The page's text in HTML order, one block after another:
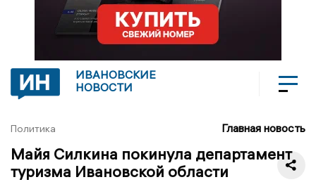
ИВАНОВСКИЕ
НОВОСТИ
Политика Главная новость
Майя Силкина покинула департамент
туризма Ивановской области